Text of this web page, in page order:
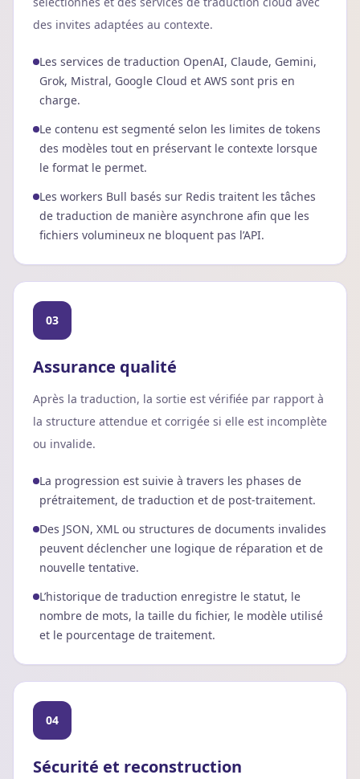
des invites adaptées au contexte.
Les services de traduction OpenAI, Claude, Gemini,
Grok, Mistral, Google Cloud et AWS sont pris en
charge.
Le contenu est segmenté selon les limites de tokens
des modèles tout en préservant le contexte lorsque
le format le permet.
Les workers Bull basés sur Redis traitent les tâches
de traduction de manière asynchrone afin que les
fichiers volumineux ne bloquent pas l’API.
03
Assurance qualité
Après la traduction, la sortie est vérifiée par rapport à
la structure attendue et corrigée si elle est incomplète
ou invalide.
La progression est suivie à travers les phases de
prétraitement, de traduction et de post-traitement.
Des JSON, XML ou structures de documents invalides
peuvent déclencher une logique de réparation et de
nouvelle tentative.
L’historique de traduction enregistre le statut, le
nombre de mots, la taille du fichier, le modèle utilisé
et le pourcentage de traitement.
04
Sécurité et reconstruction